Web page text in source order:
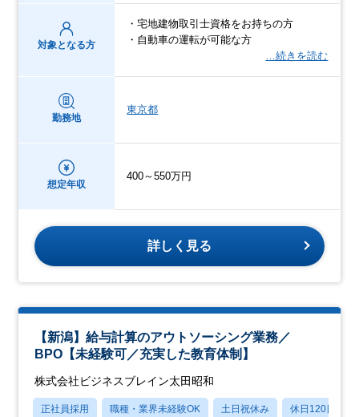
対象となる方
・宅地建物取引士資格をお持ちの方
・自動車の運転が可能な方
…続きを読む
勤務地
東京都
想定年収
400～550万円
詳しく見る
【新潟】給与計算のアウトソーシング業務／
BPO【未経験可／充実した教育体制】
株式会社ビジネスブレイン太田昭和
正社員採用 職種・業界未経験OK 土日祝休み 休日120日以上